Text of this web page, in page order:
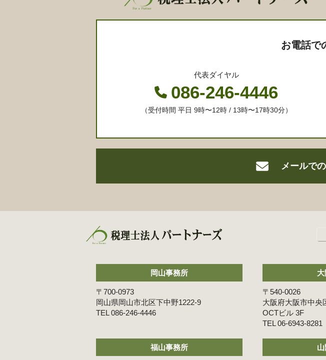
お電話で
代表ダイヤル
086-246-4446
（受付時間 平日 9時〜12時 / 13時〜17時30分）
メールでの
岡山事務所
〒700-0973
岡山県岡山市北区下中野1222-9
086-246-4446
〒540-0026
大阪府大阪市中央
OCTビル 3F
06-6943-8281
福山事務所